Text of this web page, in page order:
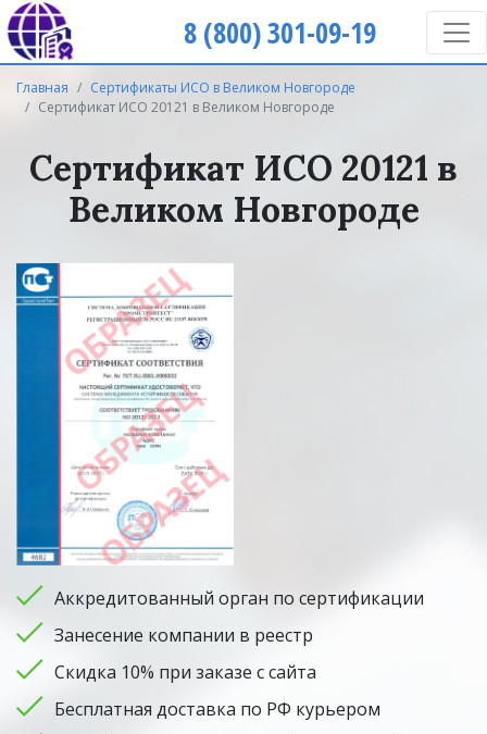
8 (800) 301-09-19
Главная
Сертификаты ИСО в Великом Новгороде
Сертификат ИСО 20121 в Великом Новгороде
Сертификат ИСО 20121 в
Великом Новгороде
Аккредитованный орган по сертификации
Занесение компании в реестр
Скидка 10% при заказе с сайта
Бесплатная доставка по РФ курьером